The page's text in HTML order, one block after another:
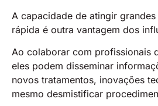
A capacidade de atingir
rápida é outra vantagem dos
Ao colaborar com profissionais
eles podem disseminar
novos tratamentos, inovações
mesmo desmistificar